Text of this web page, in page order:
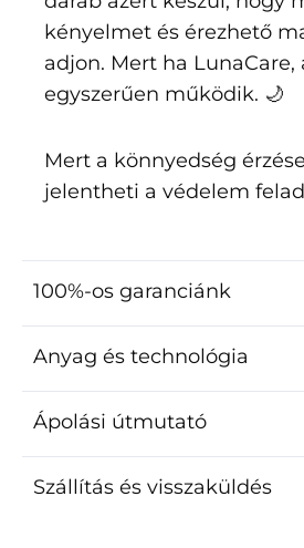
kényelmet és érezhető
adjon. Mert ha LunaCare,
egyszerűen működik. 🌙
Mert a könnyedség
jelentheti a védelem
100%-os garanciánk
Anyag és technológia
Ápolási útmutató
Szállítás és visszaküldés